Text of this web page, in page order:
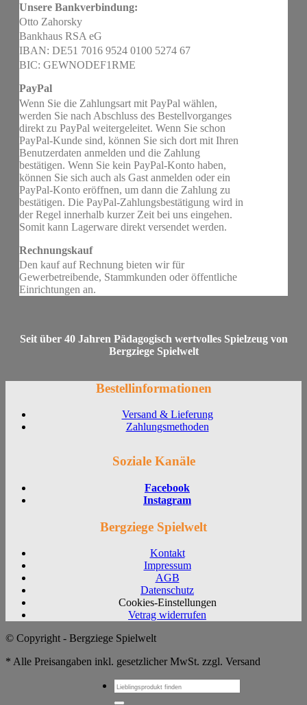
Unsere Bankverbindung:
Otto Zahorsky
Bankhaus RSA eG
IBAN: DE51 7016 9524 0100 5274 67
BIC: GEWNODEF1RME
PayPal
Wenn Sie die Zahlungsart mit PayPal wählen,
werden Sie nach Abschluss des Bestellvorganges
direkt zu PayPal weitergeleitet. Wenn Sie schon
PayPal-Kunde sind, können Sie sich dort mit Ihren
Benutzerdaten anmelden und die Zahlung
bestätigen. Wenn Sie kein PayPal-Konto haben,
können Sie sich auch als Gast anmelden oder ein
PayPal-Konto eröffnen, um dann die Zahlung zu
bestätigen. Die PayPal-Zahlungsbestätigung wird in
der Regel innerhalb kurzer Zeit bei uns eingehen.
Somit kann Lagerware direkt versendet werden.
Rechnungskauf
Den kauf auf Rechnung bieten wir für
Gewerbetreibende, Stammkunden oder öffentliche
Einrichtungen an.
Seit über 40 Jahren Pädagogisch wertvolles Spielzeug von
Bergziege Spielwelt
Bestellinformationen
Versand & Lieferung
Zahlungsmethoden
Soziale Kanäle
Facebook
Instagram
Bergziege Spielwelt
Kontakt
Impressum
AGB
Datenschutz
Cookies-Einstellungen
Vetrag widerrufen
© Copyright - Bergziege Spielwelt
* Alle Preisangaben inkl. gesetzlicher MwSt. zzgl. Versand
Suchen